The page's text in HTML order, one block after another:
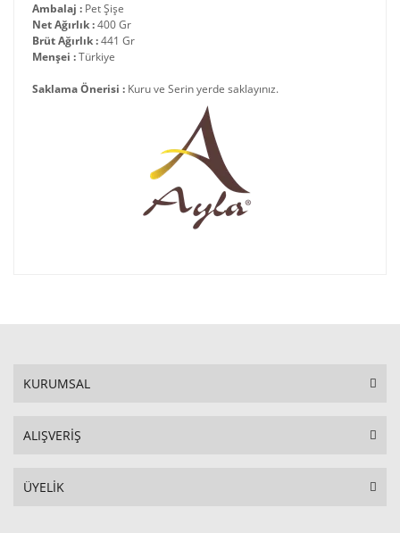
Ambalaj : Pet Şişe
Net Ağırlık :400 Gr
Brüt Ağırlık :441 Gr
Menşei :Türkiye
Saklama Önerisi : Kuru ve Serin yerde saklayınız.
KURUMSAL
ALIŞVERİŞ
ÜYELİK